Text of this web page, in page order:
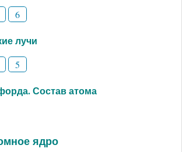
6
лучи
5
Состав атома
ядро